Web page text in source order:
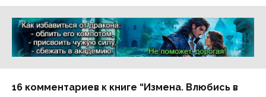
Реклама 16+ АО «ЛитГород»
16 комментариев к книге “Измена. Влюбись в